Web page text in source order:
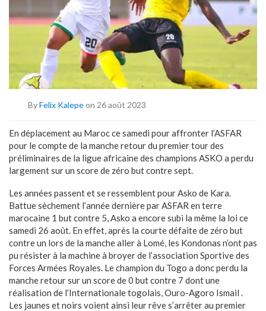
ByFelix Kalepeon 26 août 2023
En déplacement au Maroc ce samedi pour affronter l’ASFAR
pour le compte de la manche retour du premier tour des
préliminaires de la ligue africaine des champions ASKO a perdu
largement sur un score de zéro but contre sept.
Les années passent et se ressemblent pour Asko de Kara.
Battue sèchement l’année dernière par ASFAR en terre
marocaine 1 but contre 5, Asko a encore subi la même la loi ce
samedi 26 août. En effet, après la courte défaite de zéro but
contre un lors de la manche aller à Lomé, les Kondonas n’ont pas
pu résister à la machine à broyer de l’association Sportive des
Forces Armées Royales. Le champion du Togo a donc perdu la
manche retour sur un score de 0 but contre 7 dont une
réalisation de l’Internationale togolais, Ouro-Agoro Ismail .
Les jaunes et noirs voient ainsi leur rêve s’arrêter au premier